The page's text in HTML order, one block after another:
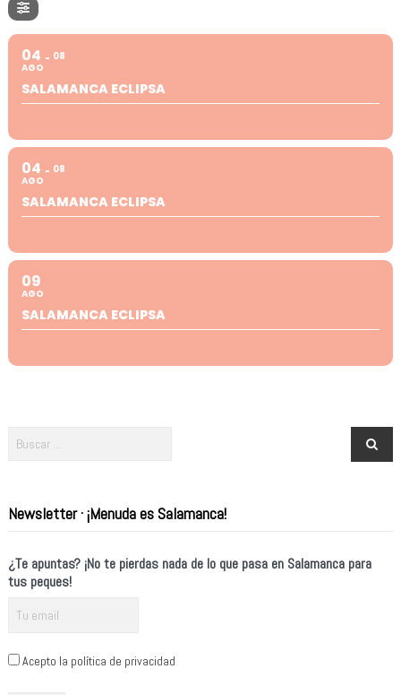
04
AGO
08
SALAMANCA ECLIPSA
04
AGO
08
SALAMANCA ECLIPSA
09
AGO
SALAMANCA ECLIPSA
Newsletter · ¡Menuda es Salamanca!
¿Te apuntas? ¡No te pierdas nada de lo que pasa en Salamanca para
tus peques!
Acepto la política de privacidad